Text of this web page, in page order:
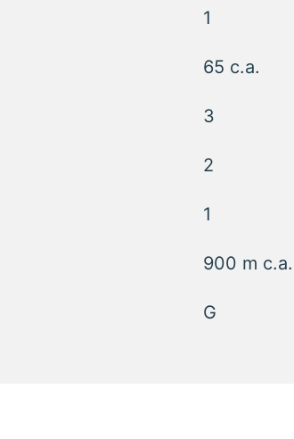
1
65 c.a.
3
2
1
900 m c.a.
G